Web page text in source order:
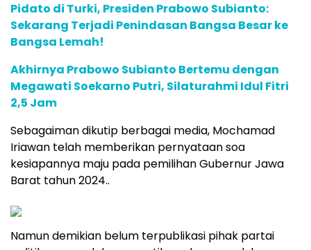
Pidato di Turki, Presiden Prabowo Subianto:
Sekarang Terjadi Penindasan Bangsa Besar ke
Bangsa Lemah!
Akhirnya Prabowo Subianto Bertemu dengan
Megawati Soekarno Putri, Silaturahmi Idul Fitri
2,5 Jam
Sebagaiman dikutip berbagai media, Mochamad
Iriawan telah memberikan pernyataan soa
kesiapannya maju pada pemilihan Gubernur Jawa
Barat tahun 2024..
Namun demikian belum terpublikasi pihak partai